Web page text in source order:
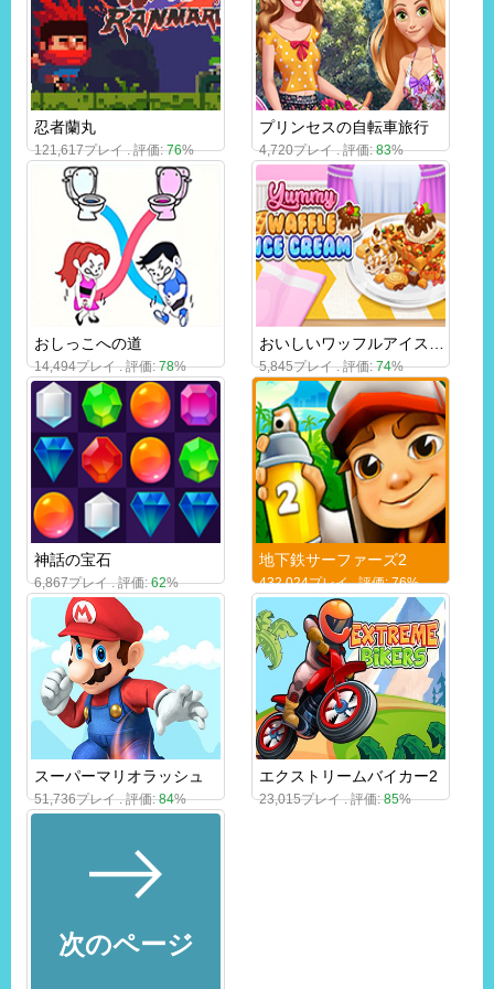
忍者蘭丸
121,617プレイ . 評価:76%
プリンセスの自転車旅行
4,720プレイ . 評価:83%
おしっこへの道
14,494プレイ . 評価:78% 5,845プレイ . 評価:74%
神話の宝石
6,867プレイ . 評価:62%
地下鉄サーファーズ2
432,024プレイ . 評価:76%
スーパーマリオラッシュ
51,736プレイ . 評価:84%
エクストリームバイカー2
23,015プレイ . 評価:85%
次のページ